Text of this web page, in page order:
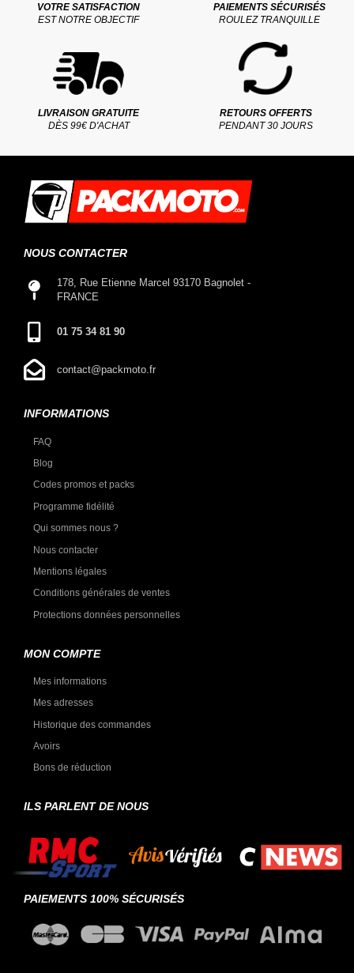
VOTRE SATISFACTION
EST NOTRE OBJECTIF
PAIEMENTS SÉCURISÉS
ROULEZ TRANQUILLE
LIVRAISON GRATUITE
DÈS 99€ D'ACHAT
RETOURS OFFERTS
PENDANT 30 JOURS
NOUS CONTACTER
178, Rue Etienne Marcel 93170 Bagnolet -
FRANCE
01 75 34 81 90
contact@packmoto.fr
INFORMATIONS
FAQ
Blog
Codes promos et packs
Programme fidélité
Qui sommes nous ?
Nous contacter
Mentions légales
Conditions générales de ventes
Protections données personnelles
MON COMPTE
Mes informations
Mes adresses
Historique des commandes
Avoirs
Bons de réduction
ILS PARLENT DE NOUS
PAIEMENTS 100% SÉCURISÉS